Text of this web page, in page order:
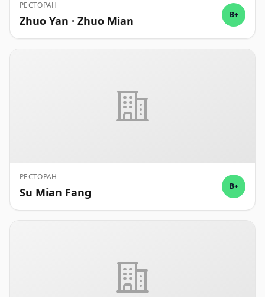
РЕСТОРАН
Zhuo Yan · Zhuo Mian B+
РЕСТОРАН
Su Mian Fang B+